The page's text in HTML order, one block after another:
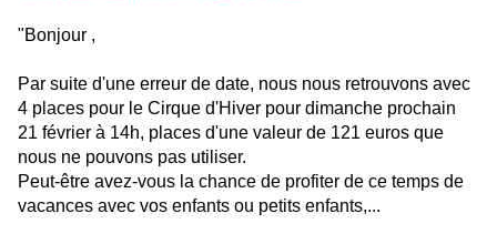
"Bonjour ,
Par suite d'une erreur de date, nous nous retrouvons avec
4 places pour le Cirque d'Hiver pour dimanche prochain
21 février à 14h, places d'une valeur de 121 euros que
nous ne pouvons pas utiliser.
Peut-être avez-vous la chance de profiter de ce temps de
vacances avec vos enfants ou petits enfants,...